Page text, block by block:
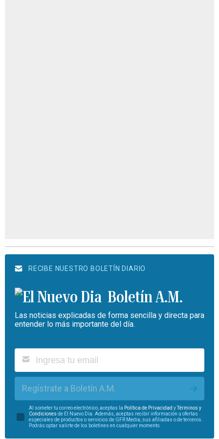
RECIBE NUESTRO BOLETÍN DIARIO
Boletín A.M.
Las noticias explicadas de forma sencilla y directa para
entender lo más importante del día.
Regístrate a Boletín A.M.
Al someter tu correo electrónico, aceptas la Política de Privacidad yTérminos y
Condiciones de El Nuevo Día. Además, aceptas recibir información u ofertas
especiales de productos o servicios de GFR Media, sus afiliadas o de terceros.
Podrás optar salirte de los boletines en cualquier momento.